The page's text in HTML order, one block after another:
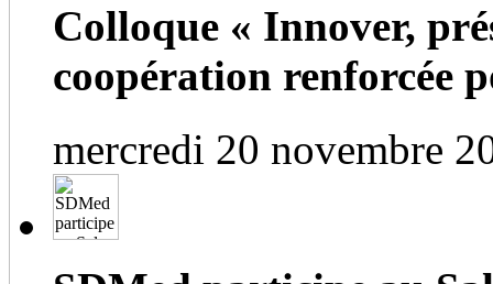
Colloque « Innover,
coopération renforcée
mercredi 20 novembre